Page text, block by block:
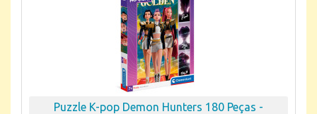
Puzzle K-pop Demon Hunters 180 Peças -